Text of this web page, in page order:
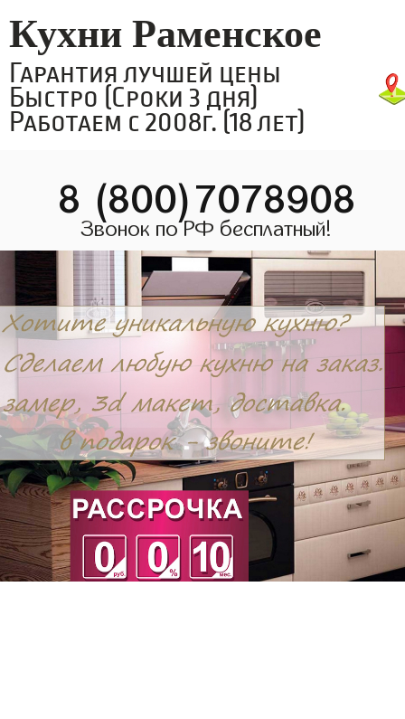
Кухни Раменское
Гарантия лучшей цены
Быстро (Сроки 3 дня)
Работаем с 2008г. (18 лет)
8 (800)7078908
Звонок по РФ бесплатный!